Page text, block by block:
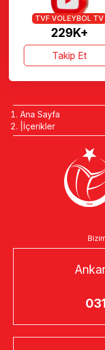
229K+
TVF VOLEYBOL TV
Takip Et
Ana Sayfa
İçerikler